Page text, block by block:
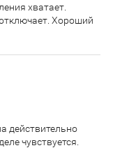
хватает.
Хороший
действительно
чувствуется.